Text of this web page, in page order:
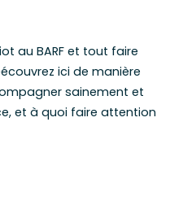
au BARF et tout faire
ici de manière
sainement et
et à quoi faire attention